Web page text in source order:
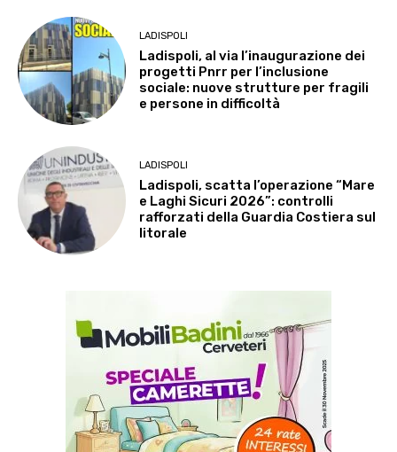
LADISPOLI
Ladispoli, al via l’inaugurazione dei
progetti Pnrr per l’inclusione
sociale: nuove strutture per fragili
e persone in difficoltà
LADISPOLI
Ladispoli, scatta l’operazione “Mare
e Laghi Sicuri 2026”: controlli
rafforzati della Guardia Costiera sul
litorale